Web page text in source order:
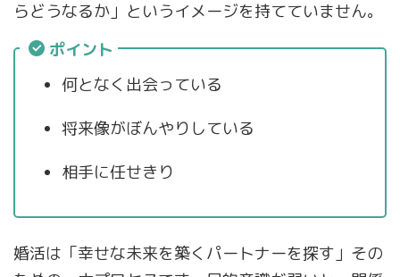
らどうなるか」というイメージを持てていません。
ポイント
何となく出会っている
将来像がぼんやりしている
相手に任せきり
婚活は「幸せな未来を築くパートナーを探す」その